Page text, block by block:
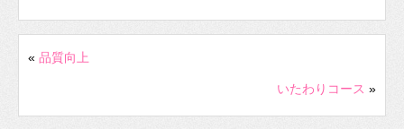
« 品質向上
いたわりコース »